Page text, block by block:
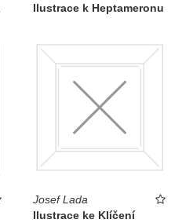
Ilustrace k Heptameronu
Josef Lada
Ilustrace ke Klíčení